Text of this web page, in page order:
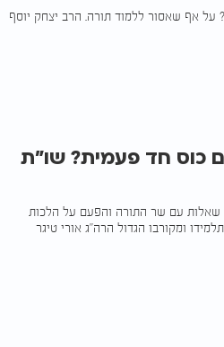
אף שאסור ללמוד תורה. הרב יצחק יוסף
כוס חד פעמית? שו"ת
שאלות עם שר התורה והפעם על הלכות
ומקורבו הגדול הרה"ג אורי טיגר